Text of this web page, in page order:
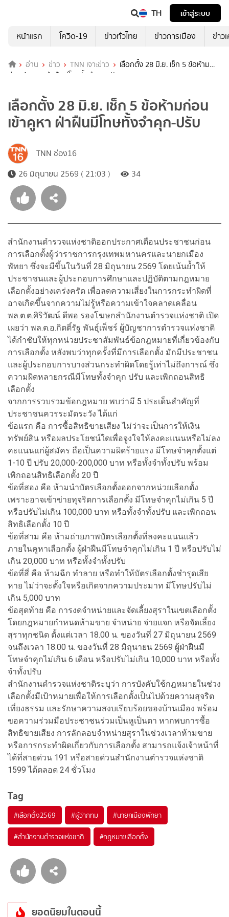
TH
เข้าสู่ระบบ
หน้าแรก
โควิด-19 ข่าวทั่วไทย ข่าวการเมือง ข่าว
อ่าน ข่าว TNN เจาะข่าว
เลือกตั้ง 28 มิ.ย. เช็ก 5 ข้อห้าม
ก่อนเข้าคูหา ฝ่าฝืนมีโทษทั้งจำคุก-ปรับ
เลือกตั้ง 28 มิ.ย. เช็ก 5 ข้อห้ามก่อน
เข้าคูหา ฝ่าฝืนมีโทษทั้งจำคุก-ปรับ
TNN ช่อง16
26 มิถุนายน 2569 ( 21:03 )
34
สำนักงานตำรวจแห่งชาติออกประกาศเตือนประชาชนก่อน
การเลือกตั้งผู้ว่าราชการกรุงเทพมหานครและนายกเมือง
พัทยา ซึ่งจะมีขึ้นในวันที่ 28 มิถุนายน 2569 โดยเน้นย้ำให้
ประชาชนและผู้ประกอบการศึกษาและปฏิบัติตามกฎหมาย
เลือกตั้งอย่างเคร่งครัด เพื่อลดความเสี่ยงในการกระทำผิดที่
อาจเกิดขึ้นจากความไม่รู้หรือความเข้าใจคลาดเคลื่อน
พล.ต.ต.ศิริวัฒน์ ดีพอ รองโฆษกสำนักงานตำรวจแห่งชาติ เปิด
เผยว่า พล.ต.อ.กิตติ์รัฐ พันธุ์เพ็ชร์ ผู้บัญชาการตำรวจแห่งชาติ
ได้กำชับให้ทุกหน่วยประชาสัมพันธ์ข้อกฎหมายที่เกี่ยวข้องกับ
การเลือกตั้ง หลังพบว่าทุกครั้งที่มีการเลือกตั้ง มักมีประชาชน
และผู้ประกอบการบางส่วนกระทำผิดโดยรู้เท่าไม่ถึงการณ์ ซึ่ง
ความผิดหลายกรณีมีโทษทั้งจำคุก ปรับ และเพิกถอนสิทธิ
เลือกตั้ง
จากการรวบรวมข้อกฎหมาย พบว่ามี 5 ประเด็นสำคัญที่
ประชาชนควรระมัดระวัง ได้แก่
ข้อแรก คือ การซื้อสิทธิขายเสียง ไม่ว่าจะเป็นการให้เงิน
ทรัพย์สิน หรือผลประโยชน์ใดเพื่อจูงใจให้ลงคะแนนหรือไม่ลง
คะแนนแก่ผู้สมัคร ถือเป็นความผิดร้ายแรง มีโทษจำคุกตั้งแต่
1-10 ปี ปรับ 20,000-200,000 บาท หรือทั้งจำทั้งปรับ พร้อม
เพิกถอนสิทธิเลือกตั้ง 20 ปี
ข้อที่สอง คือ ห้ามนำบัตรเลือกตั้งออกจากหน่วยเลือกตั้ง
เพราะอาจเข้าข่ายทุจริตการเลือกตั้ง มีโทษจำคุกไม่เกิน 5 ปี
หรือปรับไม่เกิน 100,000 บาท หรือทั้งจำทั้งปรับ และเพิกถอน
สิทธิเลือกตั้ง 10 ปี
ข้อที่สาม คือ ห้ามถ่ายภาพบัตรเลือกตั้งที่ลงคะแนนแล้ว
ภายในคูหาเลือกตั้ง ผู้ฝ่าฝืนมีโทษจำคุกไม่เกิน 1 ปี หรือปรับไม่
เกิน 20,000 บาท หรือทั้งจำทั้งปรับ
ข้อที่สี่ คือ ห้ามฉีก ทำลาย หรือทำให้บัตรเลือกตั้งชำรุดเสีย
หาย ไม่ว่าจะตั้งใจหรือเกิดจากความประมาท มีโทษปรับไม่
เกิน 5,000 บาท
ข้อสุดท้าย คือ การงดจำหน่ายและจัดเลี้ยงสุราในเขตเลือกตั้ง
โดยกฎหมายกำหนดห้ามขาย จำหน่าย จ่ายแจก หรือจัดเลี้ยง
สุราทุกชนิด ตั้งแต่เวลา 18.00 น. ของวันที่ 27 มิถุนายน 2569
จนถึงเวลา 18.00 น. ของวันที่ 28 มิถุนายน 2569 ผู้ฝ่าฝืนมี
โทษจำคุกไม่เกิน 6 เดือน หรือปรับไม่เกิน 10,000 บาท หรือทั้ง
จำทั้งปรับ
สำนักงานตำรวจแห่งชาติระบุว่า การบังคับใช้กฎหมายในช่วง
เลือกตั้งมีเป้าหมายเพื่อให้การเลือกตั้งเป็นไปด้วยความสุจริต
เที่ยงธรรม และรักษาความสงบเรียบร้อยของบ้านเมือง พร้อม
ขอความร่วมมือประชาชนร่วมเป็นหูเป็นตา หากพบการซื้อ
สิทธิขายเสียง การลักลอบจำหน่ายสุราในช่วงเวลาห้ามขาย
หรือการกระทำผิดเกี่ยวกับการเลือกตั้ง สามารถแจ้งเจ้าหน้าที่
ได้ที่สายด่วน 191 หรือสายด่วนสำนักงานตำรวจแห่งชาติ
1599 ได้ตลอด 24 ชั่วโมง
Tag
#เลือกตั้ง2569 #ผู้ว่ากทม #นายกเมืองพัทยา
#สำนักงานตำรวจแห่งชาติ #กฎหมายเลือกตั้ง
ยอดนิยมในตอนนี้